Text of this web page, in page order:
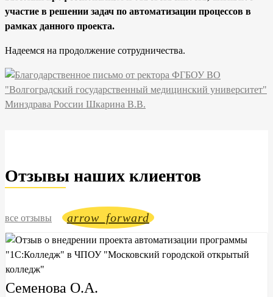
участие в решении задач по автоматизации процессов в
рамках данного проекта.
Надеемся на продолжение сотрудничества.
Отзывы наших клиентов
все отзывы arrow_forward
Семенова О.А.